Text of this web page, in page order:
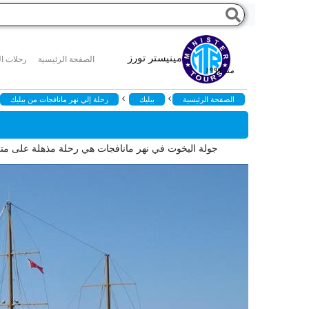
مينيستر تورز
منذ ١٩٩٩
الصفحة الرئيسية رحلات
الصفحة الرئيسية > بيليك > رحلة إلي نهر مانافجات من بيليك
جولة اليخوت في نهر مانافجات هي رحلة مذهلة على متن